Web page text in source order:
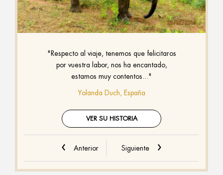
"Respecto al viaje, tenemos que felicitaros
por vuestra labor, nos ha encantado,
estamos muy contentos..."
Yolanda Duch, España
VER SU HISTORIA
Anterior Siguiente